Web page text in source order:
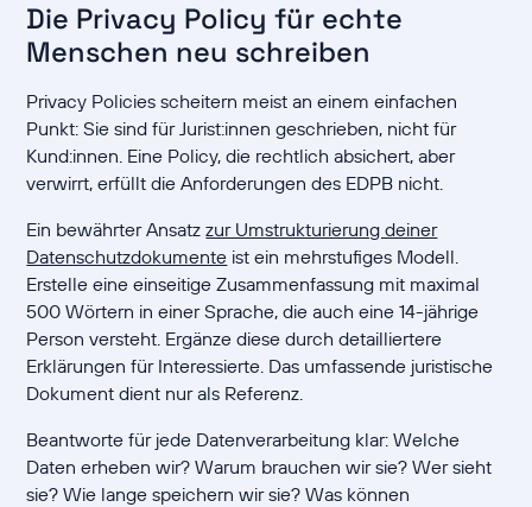
Die Privacy Policy für echte
Menschen neu schreiben
Privacy Policies scheitern meist an einem einfachen
Punkt: Sie sind für Jurist:innen geschrieben, nicht für
Kund:innen. Eine Policy, die rechtlich absichert, aber
verwirrt, erfüllt die Anforderungen des EDPB nicht.
Ein bewährter Ansatzzur Umstrukturierung deiner
Datenschutzdokumente ist ein mehrstufiges Modell.
Erstelle eine einseitige Zusammenfassung mit maximal
500 Wörtern in einer Sprache, die auch eine 14-jährige
Person versteht. Ergänze diese durch detailliertere
Erklärungen für Interessierte. Das umfassende juristische
Dokument dient nur als Referenz.
Beantworte für jede Datenverarbeitung klar: Welche
Daten erheben wir? Warum brauchen wir sie? Wer sieht
sie? Wie lange speichern wir sie? Was können